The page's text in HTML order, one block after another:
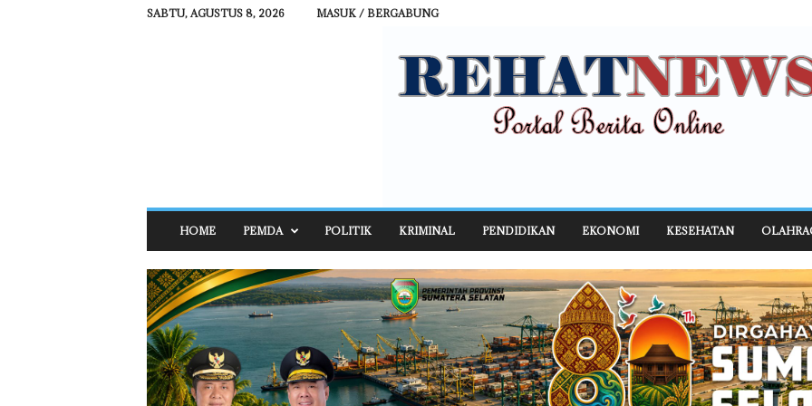
SABTU, AGUSTUS 8, 2026 MASUK / BERGABUNG
H
A
T
N
E
W
S
HOME PEMDA POLITIK KRIMINAL PENDIDIKAN EKONOMI KESEHATAN